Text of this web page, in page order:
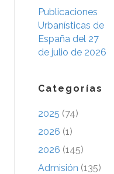
Publicaciones
Urbanísticas de
España del 27
de julio de 2026
Categorías
2025 (74)
2026 (1)
2026 (145)
Admisión (135)